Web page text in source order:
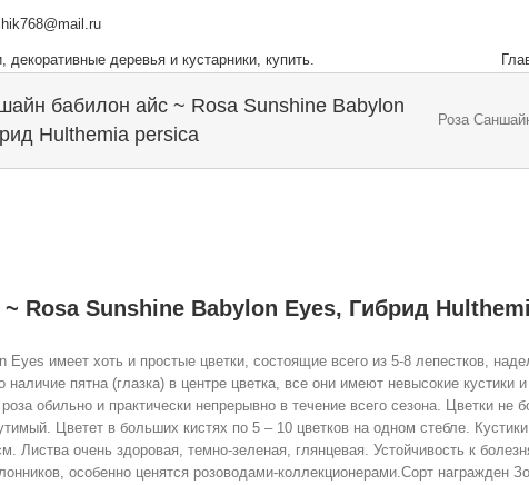
бабилон айс ~ Rosa Sunshine Babylon
Hulthemia persica
Роза
Rosa Sunshine Babylon Eyes, Гибрид
Eyes имеет хоть и простые цветки, состоящие всего из 5-8 лепестков,
пятна (глазка) в центре цветка, все они имеют невысокие кустики
обильно и практически непрерывно в течение всего сезона. Цветки не
Цветет в больших кистях по 5 – 10 цветков на одном стебле.
Листва очень здоровая, темно-зеленая, глянцевая. Устойчивость к
особенно ценятся розоводами-коллекционерами.Сорт награжден